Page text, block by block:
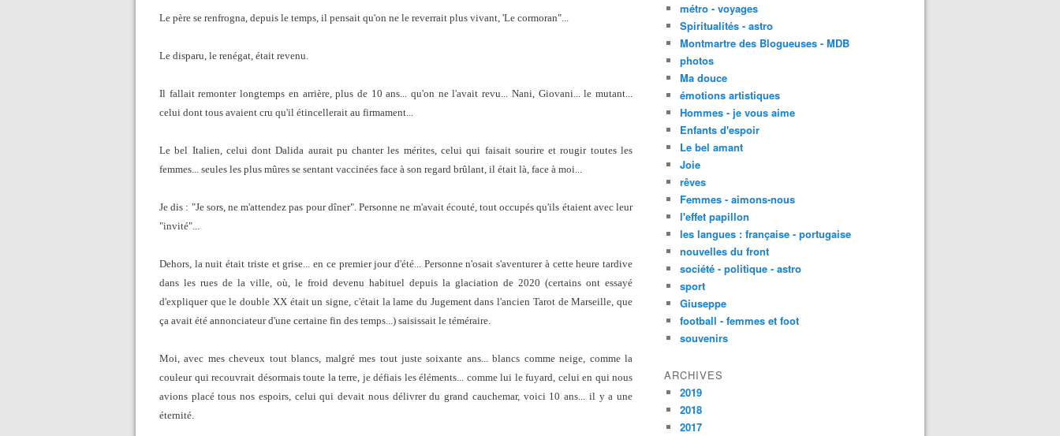
Le père se renfrogna, depuis le temps, il pensait qu'on ne le reverrait plus vivant, 'Le cormoran"...
Le disparu, le renégat, était revenu.
Il fallait remonter longtemps en arrière, plus de 10 ans... qu'on ne l'avait revu... Nani, Giovani... le mutant...
celui dont tous avaient cru qu'il étincellerait au firmament...
Le bel Italien, celui dont Dalida aurait pu chanter les mérites, celui qui faisait sourire et rougir toutes les
femmes... seules les plus mûres se sentant vaccinées face à son regard brûlant, il était là, face à moi...
Je dis : "Je sors, ne m'attendez pas pour dîner". Personne ne m'avait écouté, tout occupés qu'ils étaient avec leur
"invité"...
Dehors, la nuit était triste et grise... en ce premier jour d'été... Personne n'osait s'aventurer à cette heure tardive
dans les rues de la ville, où, le froid devenu habituel depuis la glaciation de 2020 (certains ont essayé
d'expliquer que le double XX était un signe, c'était la lame du Jugement dans l'ancien Tarot de Marseille, que
ça avait été annonciateur d'une certaine fin des temps...) saisissait le téméraire.
Moi, avec mes cheveux tout blancs, malgré mes tout juste soixante ans... blancs comme neige, comme la
couleur qui recouvrait désormais toute la terre, je défiais les éléments... comme lui le fuyard, celui en qui nous
avions placé tous nos espoirs, celui qui devait nous délivrer du grand cauchemar, voici 10 ans... il y a une
éternité.
métro - voyages
Spiritualités - astro
Montmartre des Blogueuses - MDB
photos
Ma douce
émotions artistiques
Hommes - je vous aime
Enfants d'espoir
Le bel amant
Joie
rêves
Femmes - aimons-nous
l'effet papillon
les langues : française - portugaise
nouvelles du front
société - politique - astro
sport
Giuseppe
football - femmes et foot
souvenirs
ARCHIVES
2019
2018
2017